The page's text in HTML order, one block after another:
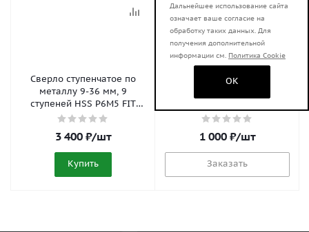
Сверло ступенчатое по
металлу 9-36 мм, 9
ступеней HSS P6M5 FIT
36399
3 400₽/шт
Купить
Сверло ступенчатое по
АвтоDело 40820
1 000₽/шт
Заказать
Дальнейшее использование сайта
означает ваше согласие на
обработку таких данных. Для
получения дополнительной
информации см. Политика Cookie
OK